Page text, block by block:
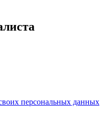
персональных данных